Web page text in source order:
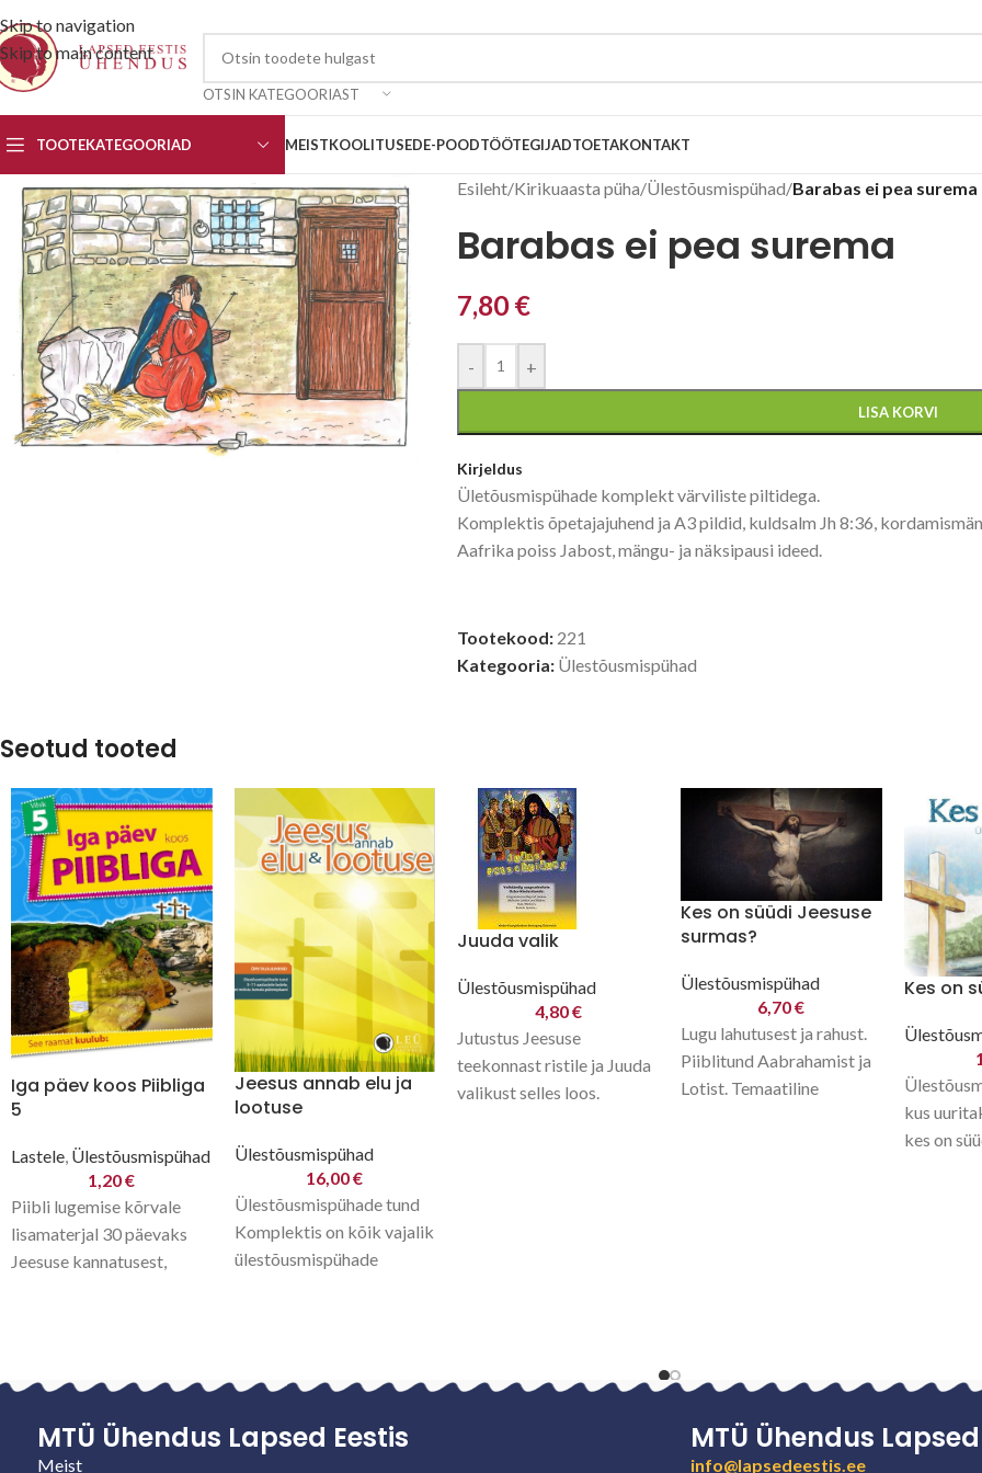
Skip to navigation
Skip to main content
OTSIN KATEGOORIAST
TOOTEKATEGOORIAD MEISTKOOLITUSEDE-POODTÖÖTEGIJADTOETAKONTAKT
Esileht/Kirikuaasta püha/Ülestõusmispühad/Barabas ei pea surema
Barabas ei pea surema
7,80€
- +
LISA KORVI
Kirjeldus
Ületõusmispühade komplekt värviliste piltidega.
Komplektis õpetajajuhend ja A3 pildid, kuldsalm Jh 8:36,
Aafrika poiss Jabost, mängu- ja näksipausi ideed.
Tootekood: 221
Kategooria: Ülestõusmispühad
Seotud tooted
Iga päev koos Piibliga
5
Lastele Ülestõusmispühad
1,20€
Piibli lugemise kõrvale
lisamaterjal 30 päevaks
Jeesuse kannatusest,
paremini
Jeesus annab elu ja
lootuse
Ülestõusmispühad
16,00€
Ülestõusmispühade tund
Komplektis on kõik vajalik
ülestõusmispühade
Juuda valik
Ülestõusmispühad
4,80€
Jutustus Jeesuse
teekonnast ristile ja Juuda
valikust selles loos.
Kes on süüdi Jeesuse
surmas?
Ülestõusmispühad
6,70€
Lugu lahutusest ja rahust.
Piiblitund Aabrahamist ja
Lotist. Temaatiline
Kes on
kus
kes on
MTÜ Ühendus Lapsed Eestis
Meist
MTÜ Ühendus
info@lapsedeestis.ee